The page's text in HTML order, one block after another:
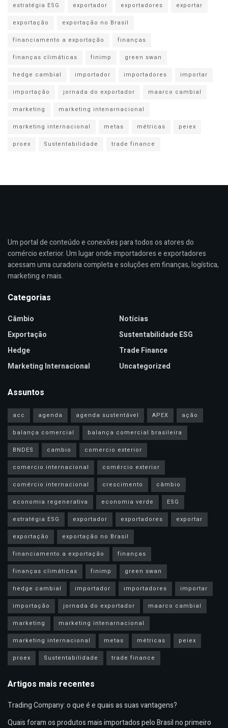
estratégia ESG
exportador exportadores
exportar
exportação
exportação no Brasil
financiamento a exportação
finanças
finanças climáticas
finimp
green swan
hedge cambial
importador importadores
importar
importação
jornada do exportador
maarco cambial
marketing
marketing intenarnacional
marketing internacional
metas métricas
peiex
proex
Sustentabilidade trade finance
Um portal de conteúdo e conexões para todos os atores do
comércio exterior. Um lugar onde importadores e exportadores
acessam uma curadoria completa e soluções em finanças, logística,
marketing e mais.
Categorias
Câmbio
Exportação
Hedge
Marketing Internacional
Notícias
Sustentabilidade ESG
Trade Finance
Uncategorized
Assuntos
acc agenda agenda sustentável APEX
ação
balança comercial
balança comercial brasileira
BNDES
cambio
comercio exterior
comercio internacional
comércio exterior
comércio internacional
crescimento
câmbio
economia regenerativa
economia verde
ESG
estratégia ESG
exportador exportadores
exportar
exportação
exportação no Brasil
financiamento a exportação
finanças
finanças climáticas
finimp
green swan
hedge cambial
importador importadores
importar
importação
jornada do exportador
maarco cambial
marketing
marketing intenarnacional
marketing internacional
metas métricas
peiex
proex
Sustentabilidade trade finance
Artigos mais recentes
Trading Company: o que é e quais as suas vantagens?
Quais foram os produtos mais importados pelo Brasil no primeiro